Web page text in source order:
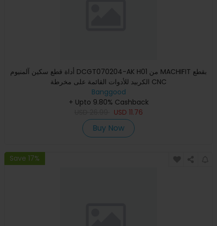
أداة قطع سكين آلمنيوم DCGT070204-AK H01 من MACHIFIT بقطع
الكربيد للأدوات القائمة على مخرطة CNC
Banggood
+ Upto 9.80% Cashback
USD 11.76
Buy Now
Save 17%